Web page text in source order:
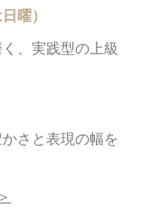
曜）
、実践型の上級
さと表現の幅を